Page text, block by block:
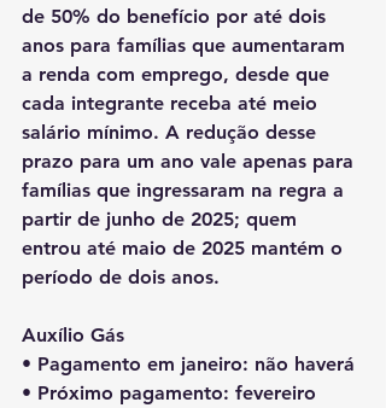
de 50% do benefício por até dois
anos para famílias que aumentaram
a renda com emprego, desde que
cada integrante receba até meio
salário mínimo. A redução desse
prazo para um ano vale apenas para
famílias que ingressaram na regra a
partir de junho de 2025; quem
entrou até maio de 2025 mantém o
período de dois anos.
Auxílio Gás
• Pagamento em janeiro: não haverá
• Próximo pagamento: fevereiro